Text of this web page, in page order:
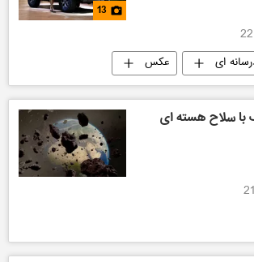
13
ای عکس
سلاح هسته ای